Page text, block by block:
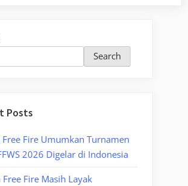
Search
Posts
Free Fire Umumkan Turnamen
2026 Digelar di Indonesia
Free Fire Masih Layak